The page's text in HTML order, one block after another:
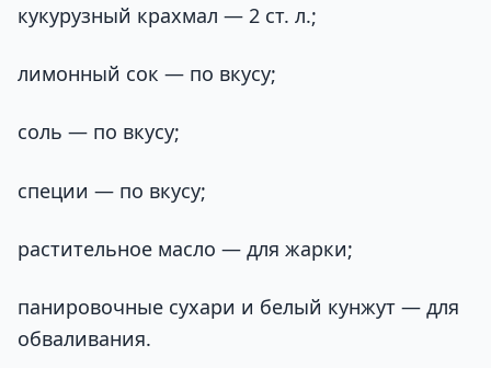
кукурузный крахмал — 2 ст. л.;
лимонный сок — по вкусу;
соль — по вкусу;
специи — по вкусу;
растительное масло — для жарки;
панировочные сухари и белый кунжут — для
обваливания.